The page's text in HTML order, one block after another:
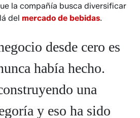
la compañía busca diversificar
delmercado de bebidas.
desde cero es
había hecho.
una
y eso ha sido